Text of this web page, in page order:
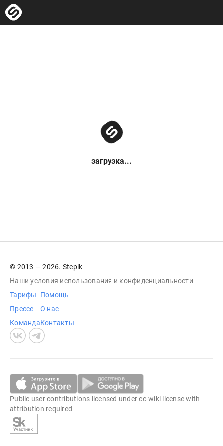
загрузка...
© 2013 — 2026. Stepik
Наши условия использования и конфиденциальности
Тарифы
Прессе
Команда
Помощь
О нас
Контакты
Public user contributions licensed undercc-wiki license with
attribution required